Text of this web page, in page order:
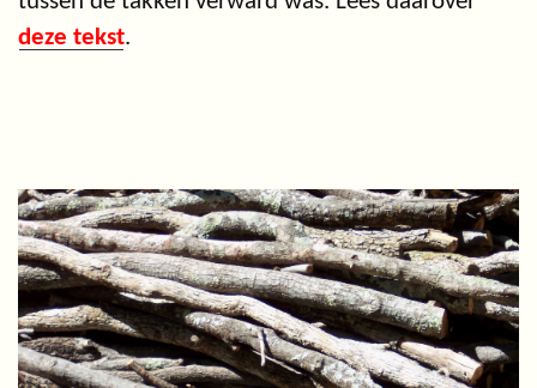
deze tekst.